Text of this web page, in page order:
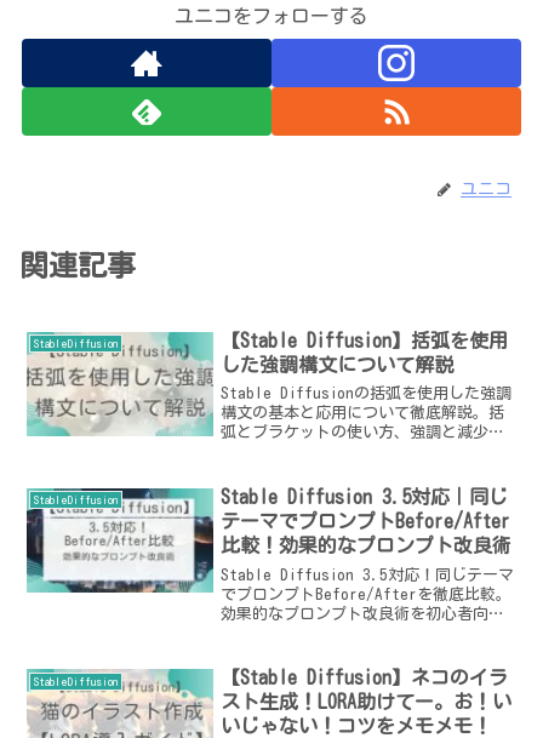
ユニコをフォローする
ユニコ
関連記事
StableDiffusion
【Stable Diffusion】括弧を使用
した強調構文について解説
Stable Diffusionの括弧を使用した強調
構文の基本と応用について徹底解説。括
弧とブラケットの使い方、強調と減少の
ためのトラブルシューティングとベスト
プラクティスも掲載。
StableDiffusion
Stable Diffusion 3.5対応｜同じ
テーマでプロンプトBefore/After
比較！効果的なプロンプト改良術
Stable Diffusion 3.5対応！同じテーマ
でプロンプトBefore/Afterを徹底比較。
効果的なプロンプト改良術を初心者向け
StableDiffusion
【Stable Diffusion】ネコのイラ
スト生成！LORA助けてー。お！い
いじゃない！コツをメモメモ！